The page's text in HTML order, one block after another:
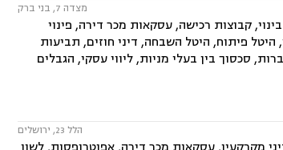
מצדה 7, בני ברק
קבוצות רכישה, עסקאות מכר דירה, פינוי
פיתוח, היטל השבחה, דיני חוזים, תביעות
סכסוך בין בעלי מניות, ליווי עסקי, הגבלים
הלל 23, ירושלים